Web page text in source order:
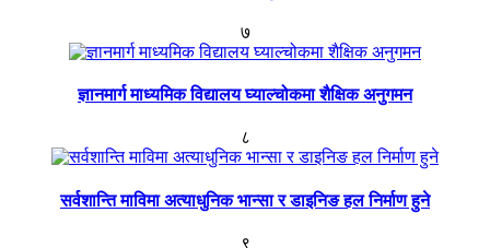
७
ज्ञानमार्ग माध्यमिक विद्यालय घ्याल्चोकमा शैक्षिक अनुगमन
८
सर्वशान्ति माविमा अत्याधुनिक भान्सा र डाइनिङ हल निर्माण हुने
९